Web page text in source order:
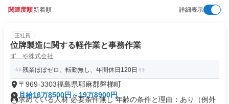
関連度順新着順 詳細表示
正社員
位牌製造に関する軽作業と事務作業
ずゞや株式会社
残業ほぼゼロ、転勤無し、年間休日120日
〒969-3303福島県耶麻郡磐梯町
月給16万8500円～19万8900円
求めている人材 必要条件無し 年齢の条件と理由：あり（例外